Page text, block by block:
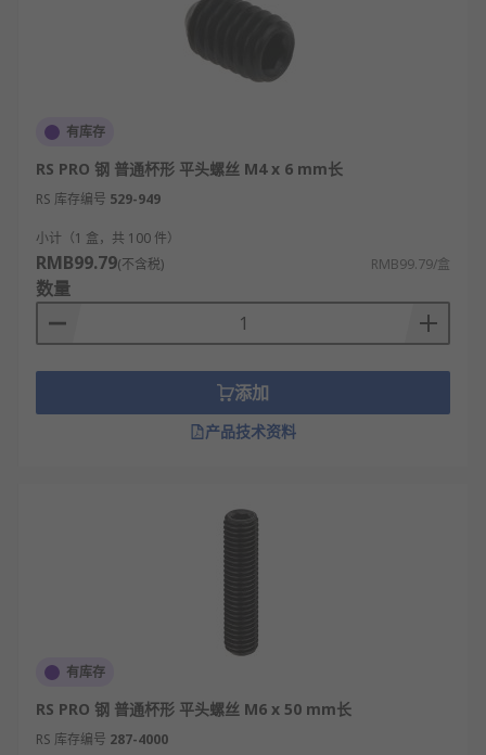
有库存
RS PRO 钢 普通杯形 平头螺丝 M4 x 6 mm长
RS 库存编号 529-949
小计（1 盒，共 100 件）
RMB99.79(不含税) RMB99.79/盒
数量
添加
产品技术资料
有库存
RS PRO 钢 普通杯形 平头螺丝 M6 x 50 mm长
RS 库存编号 287-4000